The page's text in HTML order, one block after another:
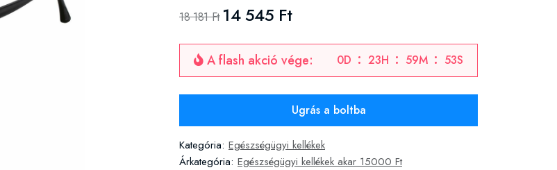
18 181 Ft 14 545 Ft
A flash akció vége: 0D 23H 59M 52S
Ugrás a boltba
Kategória: Egészségügyi kellékek
Árkategória: Egészségügyi kellékek akar 15000 Ft